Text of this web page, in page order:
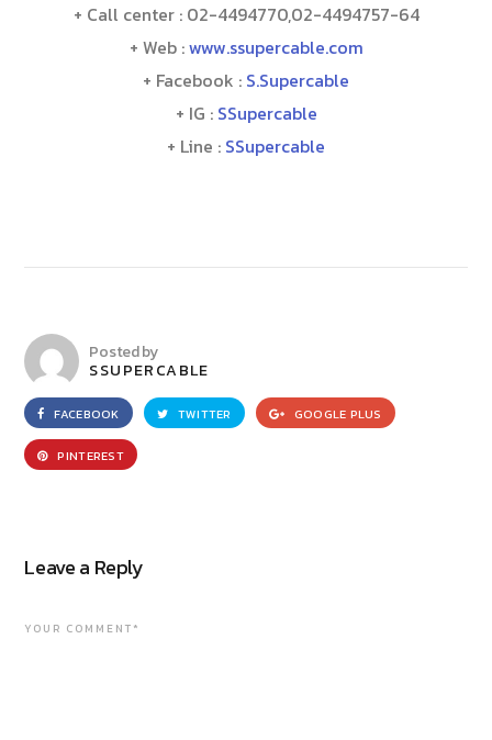
+ Call center : 02-4494770,02-4494757-64
+ Web :www.ssupercable.com
+ Facebook : S.Supercable
+ IG : SSupercable
+ Line : SSupercable
Posted by
SSUPERCABLE
FACEBOOK TWITTER GOOGLE PLUS
PINTEREST
Leave a Reply
YOUR COMMENT*